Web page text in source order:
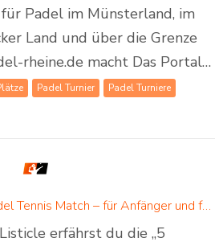
Padel im Münsterland, im
Land und über die Grenze
rheine.de macht Das Portal…
Padel Turnier
Padel Turniere
5 mentale Tricks beim Padel Tennis Match – für Anfänger und fortgeschrittene Padelspieler
erfährst du die „5